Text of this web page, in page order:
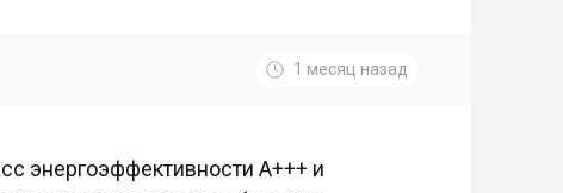
1 месяц назад
энергоэффективности A+++ и